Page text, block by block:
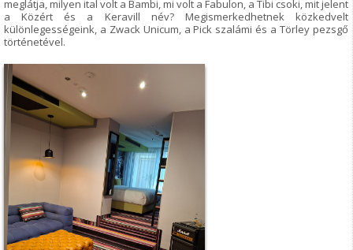
meglátja, milyen ital volt a Bambi, mi volt a Fabulon, a Tibi csoki, mit jelent
a Közért és a Keravill név? Megismerkedhetnek közkedvelt
különlegességeink, a Zwack Unicum, a Pick szalámi és a Törley pezsgő
történetével.